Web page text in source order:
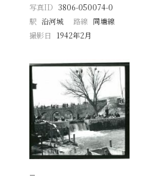
写真ID 3806-050074-0
駅 沿河城 路線 同塘線
撮影日
1942年2月
−